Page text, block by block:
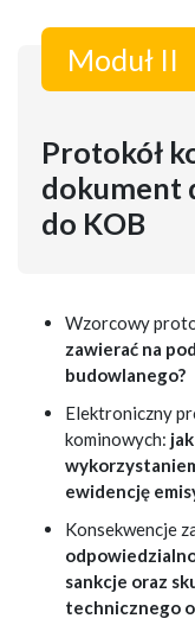
Moduł II
Protokół
dokument
do KOB
Wzorcowy
zawierać na
budowlanego?
Elektroniczny
kominowych:
ewidencję
Konsekwencje
sankcje oraz
technicznego